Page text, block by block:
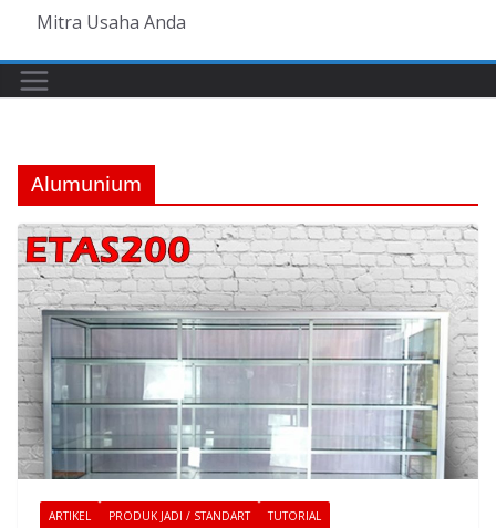
Mitra Usaha Anda
Alumunium
ARTIKEL PRODUK JADI / STANDART TUTORIAL